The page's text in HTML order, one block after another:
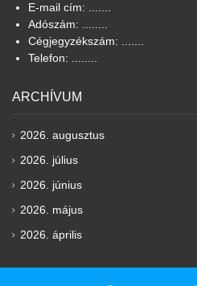
E-mail cím: .......
Adószám: ........
Cégjegyzékszám: .......
Telefon: ........
ARCHÍVUM
2026. augusztus
2026. július
2026. június
2026. május
2026. április